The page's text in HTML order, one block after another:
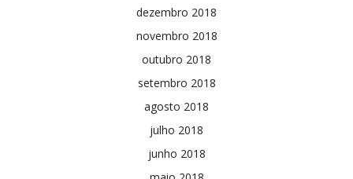
dezembro 2018
novembro 2018
outubro 2018
setembro 2018
agosto 2018
julho 2018
junho 2018